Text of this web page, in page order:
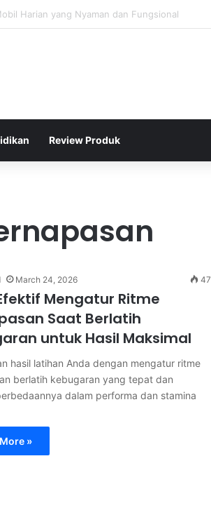
oleh Lawan di Badminton Profesional
Review Produk
March 24, 2026 47
Mengatur Ritme
Saat Berlatih
untuk Hasil Maksimal
hasil latihan Anda dengan mengatur ritme
berlatih kebugaran yang tepat dan
dalam performa dan stamina
»